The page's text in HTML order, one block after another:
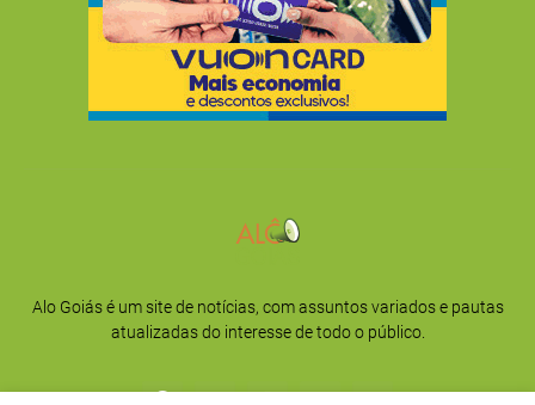
Alo Goiás é um site de notícias, com assuntos variados e pautas
atualizadas do interesse de todo o público.